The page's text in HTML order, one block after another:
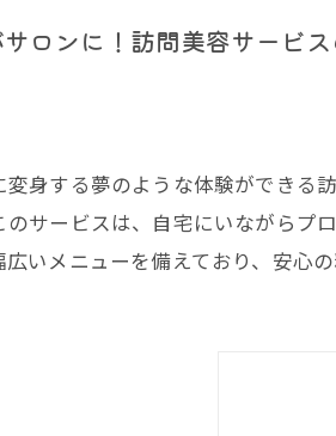
ロンに！訪問美容サービ
変身する夢のような体験ができる
のサービスは、自宅にいながらプ
いメニューを備えており、安心